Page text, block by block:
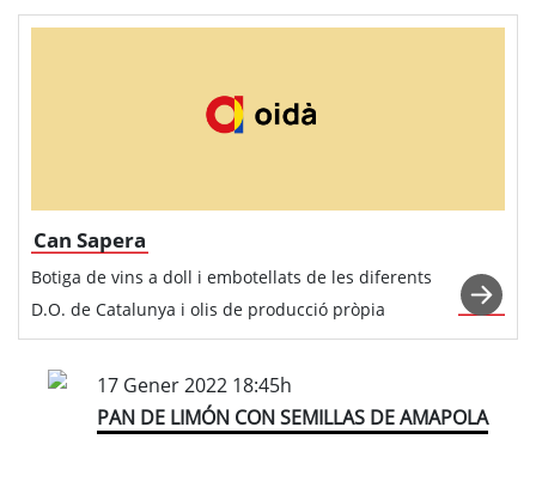
Can Sapera
Botiga de vins a doll i embotellats de les diferents
D.O. de Catalunya i olis de producció pròpia
17 Gener 2022 18:45h
PAN DE LIMÓN CON SEMILLAS DE AMAPOLA